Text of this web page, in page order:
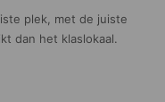
plek, met de juiste
dan het klaslokaal.